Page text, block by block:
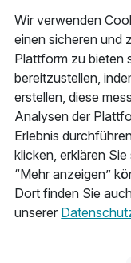
In welchem
man gut
Wir verwenden
einen sicheren und
Plattform zu bieten
bereitzustellen,
erstellen, diese
Analysen der
Erlebnis
klicken, erklären
“Mehr anzeigen”
Dort finden Sie
unserer